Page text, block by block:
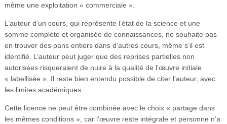
même une exploitation « commerciale ».
L’auteur d’un cours, qui représente l’état de la science et une
somme complète et organisée de connaissances, ne souhaite pas
en trouver des pans entiers dans d’autres cours, même s’il est
identifié. L’auteur peut juger que des reprises partielles non
autorisées risqueraient de nuire à la qualité de l’œuvre initiale
« labellisée ». Il reste bien entendu possible de citer l’auteur, avec
les limites académiques.
Cette licence ne peut être combinée avec le choix « partage dans
les mêmes conditions », car l’œuvre reste intégrale et personne n’a